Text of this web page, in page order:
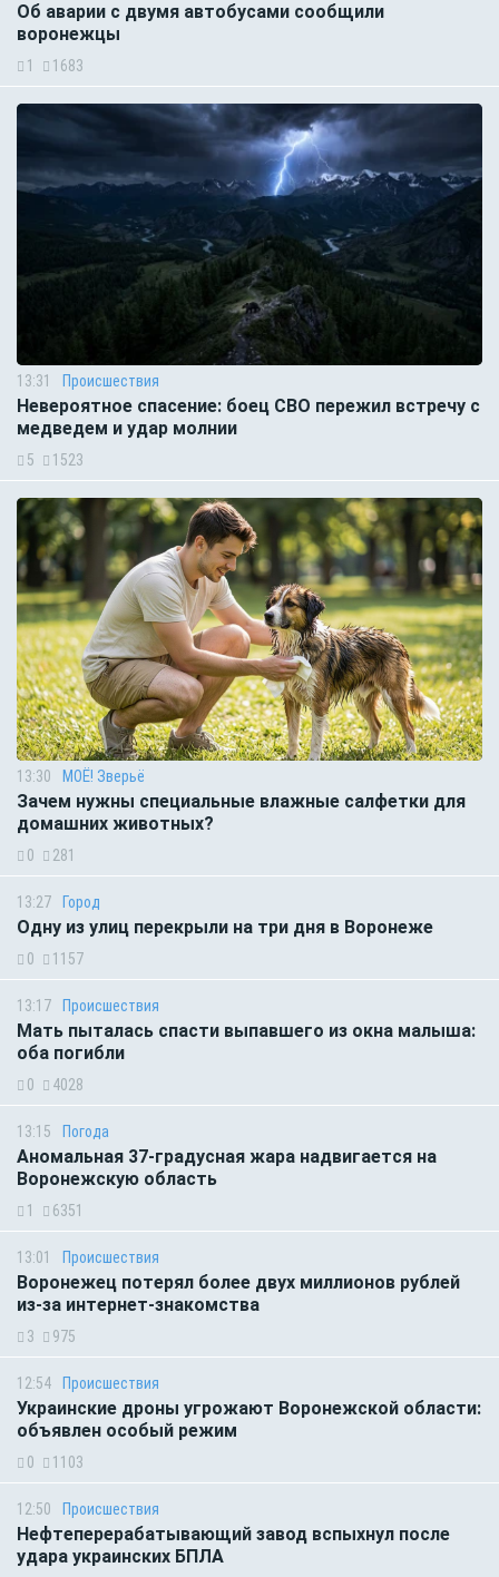
Об аварии с двумя автобусами сообщили
воронежцы
1 1683
13:31 Происшествия
Невероятное спасение: боец СВО пережил встречу с
медведем и удар молнии
5 1523
13:30 МОЁ! Зверьё
Зачем нужны специальные влажные салфетки для
домашних животных?
0 281
13:27 Город
Одну из улиц перекрыли на три дня в Воронеже
0 1157
13:17 Происшествия
Мать пыталась спасти выпавшего из окна малыша:
оба погибли
0 4028
13:15 Погода
Аномальная 37-градусная жара надвигается на
Воронежскую область
1 6351
13:01 Происшествия
Воронежец потерял более двух миллионов рублей
из-за интернет-знакомства
3 975
12:54 Происшествия
Украинские дроны угрожают Воронежской области:
объявлен особый режим
0 1103
12:50 Происшествия
Нефтеперерабатывающий завод вспыхнул после
удара украинских БПЛА